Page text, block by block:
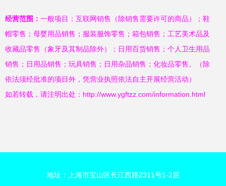
经营范围： 一般项目：互联网销售（除销售需要许可的商品）；鞋
帽零售；母婴用品销售；服装服饰零售；箱包销售；工艺美术品及
收藏品零售（象牙及其制品除外）；日用百货销售；个人卫生用品
销售；日用品销售；玩具销售；日用杂品销售；化妆品零售。（除
依法须经批准的项目外，凭营业执照依法自主开展经营活动）
如若转载，请注明出处：http://www.ygftzz.com/information.html
地址：上海市宝山区长江西路2311号1-2层